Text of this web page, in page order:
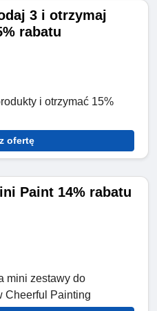
3 i otrzymaj
rabatu
i otrzymać 15%
ofertę
Paint 14% rabatu
mini zestawy do
Cheerful Painting